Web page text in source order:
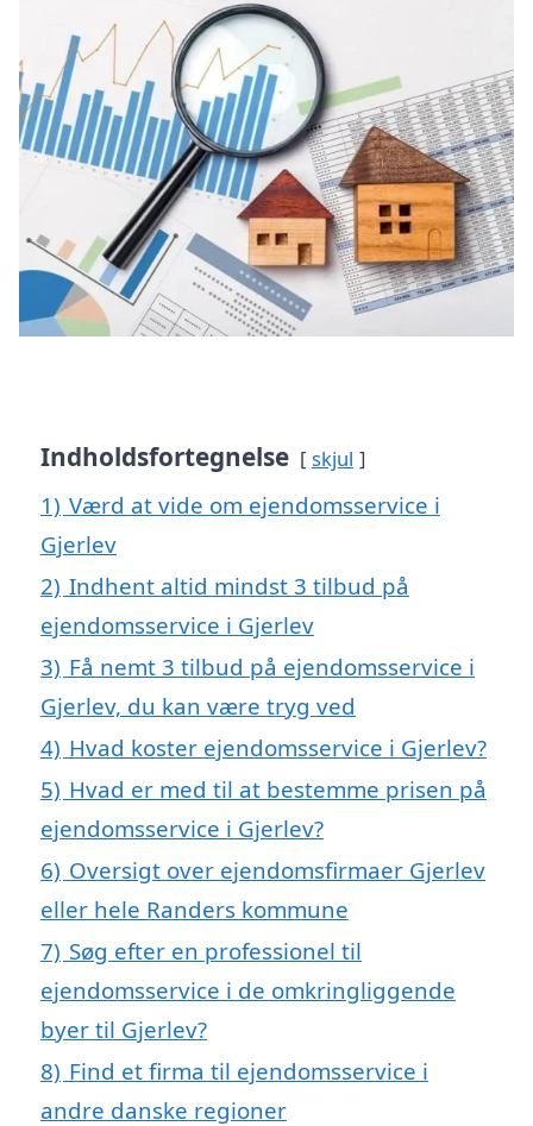
Indholdsfortegnelse skjul
1) Værd at vide om ejendomsservice i
Gjerlev
2) Indhent altid mindst 3 tilbud på
ejendomsservice i Gjerlev
3) Få nemt 3 tilbud på ejendomsservice i
Gjerlev, du kan være tryg ved
4) Hvad koster ejendomsservice i Gjerlev?
5) Hvad er med til at bestemme prisen på
ejendomsservice i Gjerlev?
6) Oversigt over ejendomsfirmaer Gjerlev
eller hele Randers kommune
7) Søg efter en professionel til
ejendomsservice i de omkringliggende
byer til Gjerlev?
8) Find et firma til ejendomsservice i
andre danske regioner